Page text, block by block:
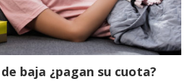
baja ¿pagan su cuota?